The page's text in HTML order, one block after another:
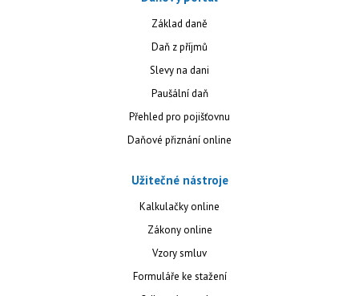
Základ daně
Daň z příjmů
Slevy na dani
Paušální daň
Přehled pro pojišťovnu
Daňové přiznání online
Užitečné nástroje
Kalkulačky online
Zákony online
Vzory smluv
Formuláře ke stažení